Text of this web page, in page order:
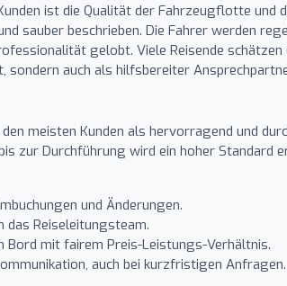
ist die Qualität der Fahrzeugflotte und
sauber beschrieben. Die Fahrer werden
gelobt. Viele Reisende
sondern auch als hilfsbereiter
meisten Kunden als hervorragend und
zur Durchführung wird ein hoher Standard
und Änderungen.
das Reiseleitungsteam.
Bord mit fairem Preis-Leistungs-Verhältnis.
auch bei kurzfristigen Anfragen.